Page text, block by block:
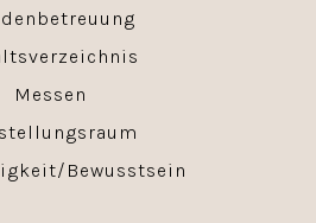
Messen
Bewusstsein